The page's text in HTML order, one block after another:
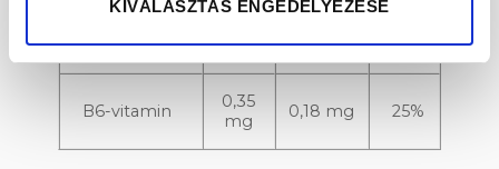
KIVÁLASZTÁS ENGEDÉLYEZÉSE
mg
B6-vitamin
0,35
mg
0,18 mg 25%